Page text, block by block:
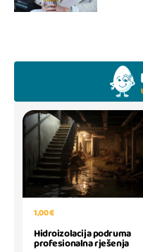
1,00 €
Hidroizolacija podruma
profesionalna rješenja